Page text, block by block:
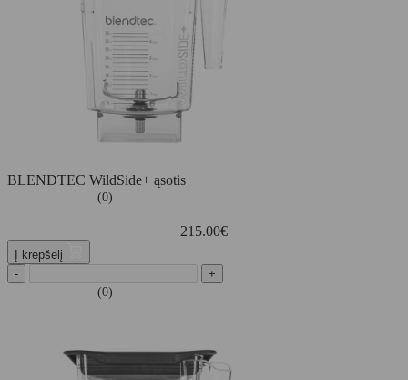
BLENDTEC WildSide+ ąsotis
(0)
215.00€
Į krepšelį
-
+
(0)